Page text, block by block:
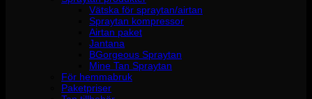
Vätska för spraytan/airtan
Spraytan kompressor
Airtan paket
Jantana
BGorgeous Spraytan
Mine Tan Spraytan
För hemmabruk
Paketpriser